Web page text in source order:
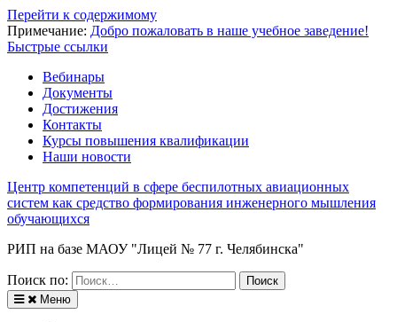
Перейти к содержимому
Примечание: Добро пожаловать в наше учебное заведение!
Быстрые ссылки
Вебинары
Документы
Достижения
Контакты
Курсы повышения квалификации
Наши новости
Центр компетенций в сфере беспилотных авиационных
систем как средство формирования инженерного мышления
обучающихся
РИП на базе МАОУ "Лицей № 77 г. Челябинска"
Поиск по:
Меню